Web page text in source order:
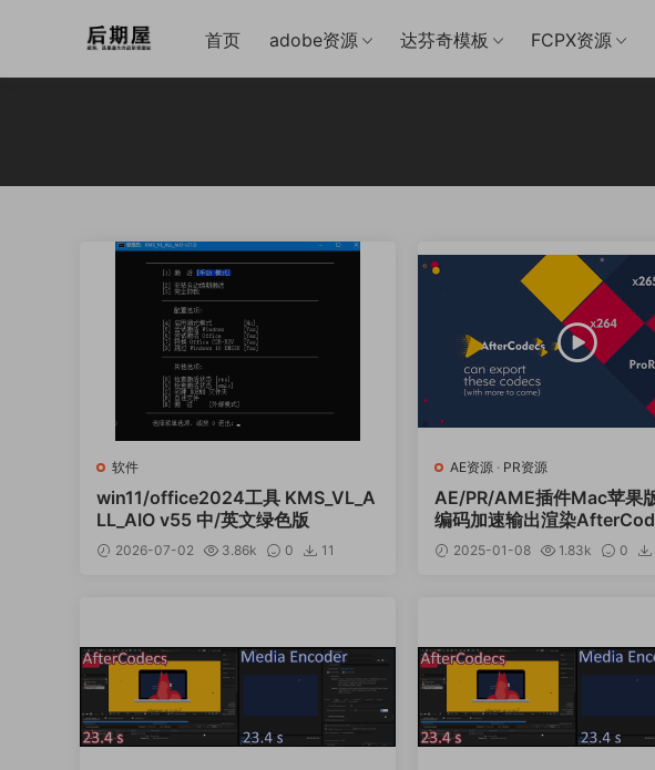
首页 adobe资源 达芬奇模板 FCPX资源
软件
win11/office2024工具 KMS_VL_A
LL_AIO v55 中/英文绿色版
2026-07-02 3.86k 0
11
AE资源 · PR资源
AE/PR/AME插件Mac苹果
编码加速输出渲染
11.22025-01-08 1.83k 0